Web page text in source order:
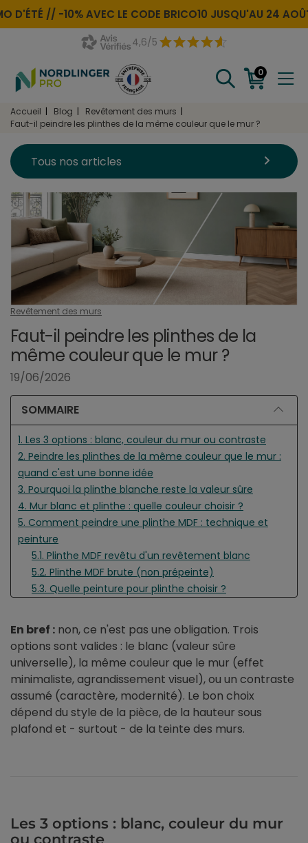
// -10% AVEC LE CODEBRICO10JUSQU'AU 24 AOÛT
4,6/5
0
Accueil Blog
Revêtement des murs
Faut-il peindre les plinthes de la même couleur que le mur ?
Tous nos articles
Revêtement des murs
Faut-il peindre les plinthes de la
même couleur que le mur ?
19/06/2026
SOMMAIRE
1. Les 3 options : blanc, couleur du mur ou contraste
2. Peindre les plinthes de la même couleur que le mur :
quand c'est une bonne idée
3. Pourquoi la plinthe blanche reste la valeur sûre
4. Mur blanc et plinthe : quelle couleur choisir ?
5. Comment peindre une plinthe MDF : technique et
peinture
5.1. Plinthe MDF revêtu d'un revêtement blanc
5.2. Plinthe MDF brute (non prépeinte)
5.3. Quelle peinture pour plinthe choisir ?
5.5. Peindre avant ou après la pose ?
6. Plinthes et boiseries : faut-il tout assortir ?
7. FAQ
En bref : non, ce n'est pas une obligation. Trois
options sont valides : le blanc (valeur sûre
universelle), la même couleur que le mur (effet
minimaliste, agrandissement visuel), ou un contraste
assumé (caractère, modernité). Le bon choix
dépend du style de la pièce, de la hauteur sous
plafond et - surtout - de la teinte des murs.
Les 3 options : blanc, couleur du mur
ou contraste